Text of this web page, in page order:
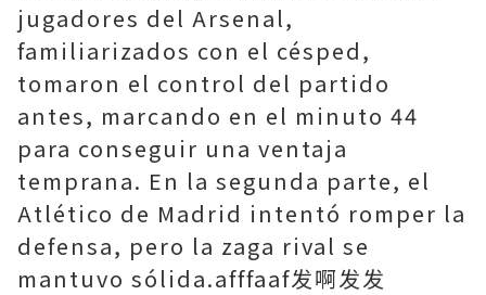
jugadores del Arsenal,
familiarizados con el césped,
tomaron el control del partido
antes, marcando en el minuto 44
para conseguir una ventaja
temprana. En la segunda parte, el
Atlético de Madrid intentó romper la
defensa, pero la zaga rival se
mantuvo sólida.afffaaf发啊发发